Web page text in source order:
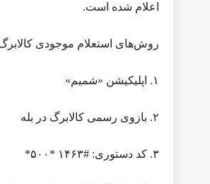
اعلام شده است.
روش‌های استعلام موجودی
۱. اپلیکیشن «شمیم»
۲. بازوی رسمی کالابرگ در بله
۳. کد دستوری: #۱۴۶۳ *۵۰۰*